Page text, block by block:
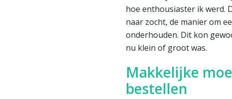
hoe enthousiaster ik werd.
naar zocht, de manier om
onderhouden. Dit kon
nu klein of groot was.
Makkelijke
bestellen